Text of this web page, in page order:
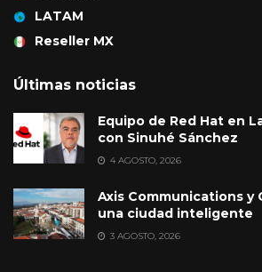
LATAM
Reseller MX
Últimas noticias
Equipo de Red Hat en
con Sinuhé Sánchez
4 AGOSTO, 2026
Axis Communications y
una ciudad inteligente
3 AGOSTO, 2026